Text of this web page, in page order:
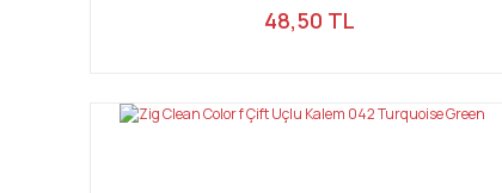
48,50 TL